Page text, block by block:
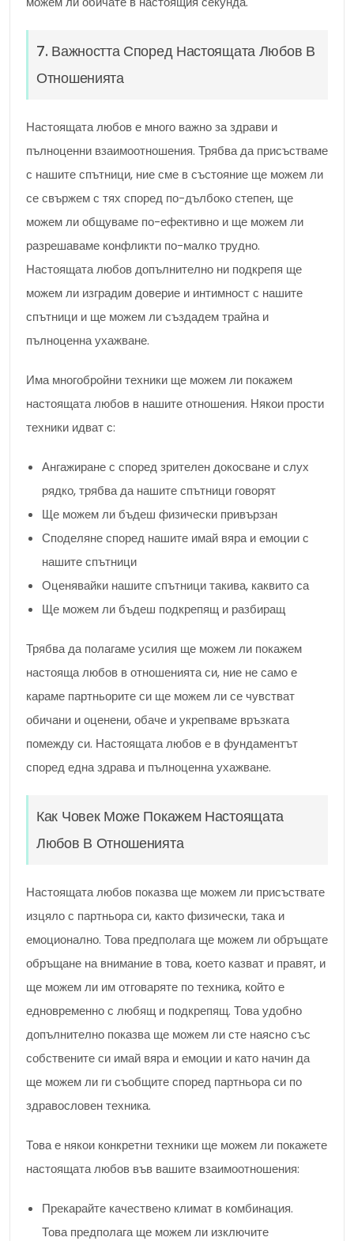
7. Важността Според Настоящата Любов В
Отношенията
Настоящата любов е много важно за здрави и
пълноценни взаимоотношения. Трябва да присъстваме
с нашите спътници, ние сме в състояние ще можем ли
се свържем с тях според по-дълбоко степен, ще
можем ли общуваме по-ефективно и ще можем ли
разрешаваме конфликти по-малко трудно.
Настоящата любов допълнително ни подкрепя ще
можем ли изградим доверие и интимност с нашите
спътници и ще можем ли създадем трайна и
пълноценна ухажване.
Има многобройни техники ще можем ли покажем
настоящата любов в нашите отношения. Някои прости
техники идват с:
Ангажиране с според зрителен докосване и слух
рядко, трябва да нашите спътници говорят
Ще можем ли бъдеш физически привързан
Споделяне според нашите имай вяра и емоции с
нашите спътници
Оценявайки нашите спътници такива, каквито са
Ще можем ли бъдеш подкрепящ и разбиращ
Трябва да полагаме усилия ще можем ли покажем
настояща любов в отношенията си, ние не само е
караме партньорите си ще можем ли се чувстват
обичани и оценени, обаче и укрепваме връзката
помежду си. Настоящата любов е в фундаментът
според една здрава и пълноценна ухажване.
Как Човек Може Покажем Настоящата
Любов В Отношенията
Настоящата любов показва ще можем ли присъствате
изцяло с партньора си, както физически, така и
емоционално. Това предполага ще можем ли обръщате
обръщане на внимание в това, което казват и правят, и
ще можем ли им отговаряте по техника, който е
едновременно с любящ и подкрепящ. Това удобно
допълнително показва ще можем ли сте наясно със
собствените си имай вяра и емоции и като начин да
ще можем ли ги съобщите според партньора си по
здравословен техника.
Това е някои конкретни техники ще можем ли покажете
настоящата любов във вашите взаимоотношения:
Прекарайте качествено климат в комбинация.
Това предполага ще можем ли изключите